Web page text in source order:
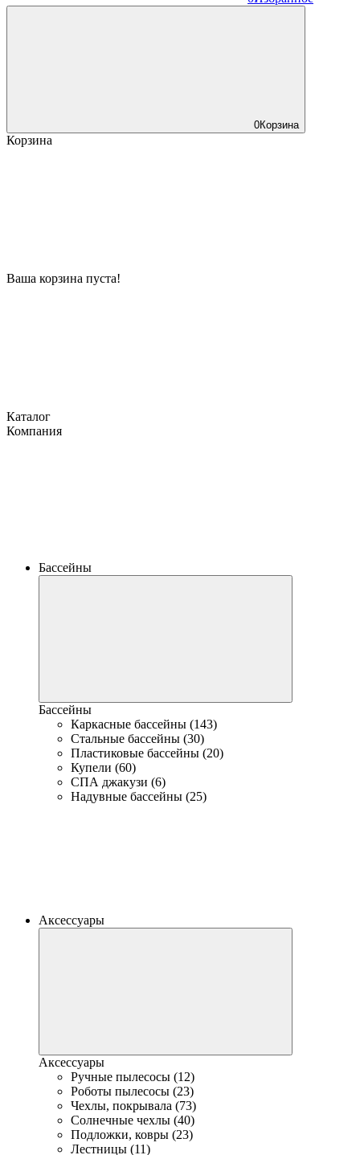
0Корзина
Корзина
Ваша корзина пуста!
Каталог
Компания
Бассейны
Бассейны
Каркасные бассейны (143)
Стальные бассейны (30)
Пластиковые бассейны (20)
Купели (60)
СПА джакузи (6)
Надувные бассейны (25)
Аксессуары
Аксессуары
Ручные пылесосы (12)
Роботы пылесосы (23)
Чехлы, покрывала (73)
Солнечные чехлы (40)
Подложки, ковры (23)
Лестницы (11)